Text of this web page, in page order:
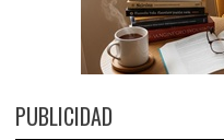
PUBLICIDAD